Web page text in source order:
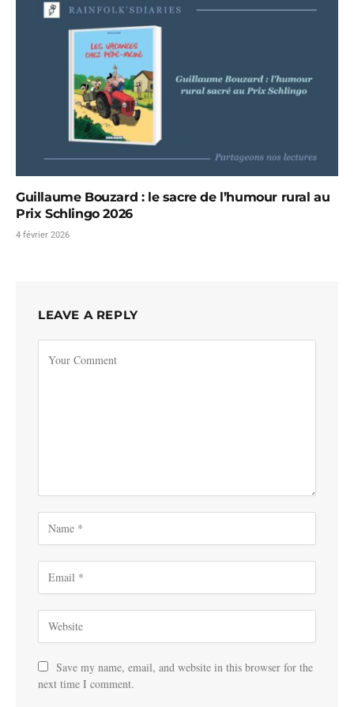
Guillaume Bouzard : le sacre de l’humour rural au
Prix Schlingo 2026
4 février 2026
LEAVE A REPLY
Save my name, email, and website in this browser for the
next time I comment.